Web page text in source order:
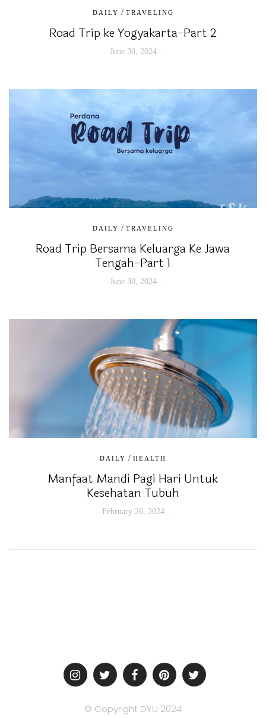
DAILY / TRAVELING
Road Trip ke Yogyakarta-Part 2
June 30, 2024
DAILY / TRAVELING
Road Trip Bersama Keluarga Ke Jawa
Tengah-Part 1
June 30, 2024
DAILY / HEALTH
Manfaat Mandi Pagi Hari Untuk
Kesehatan Tubuh
February 26, 2024
© Copyright DYU 2024